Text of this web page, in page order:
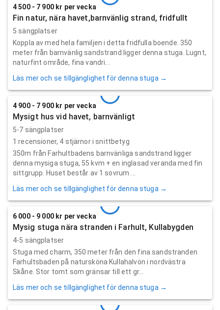
4 500 - 7 900 kr per vecka
Fin natur, nära havet,barnvänlig strand, fridfullt
5 sängplatser
Koppla av med hela familjen i detta fridfulla boende. 350
meter från barnvänlig sandstrand ligger denna stuga. Lugnt,
naturfint område, fina vandri...
Läs mer och se tillgänglighet för denna stuga →
4 900 - 7 900 kr per vecka
Mysigt hus vid havet, barnvänligt
5-7 sängplatser
1 recensioner, 4 stjärnor i snittbetyg
350m från Farhultbadens barnvänliga sandstrand ligger
denna mysiga stuga, 55 kvm + en inglasad veranda med fin
sittgrupp. Huset består av 1 sovrum ...
Läs mer och se tillgänglighet för denna stuga →
6 000 - 9 000 kr per vecka
Mysig stuga nära stranden i Farhult, Kullabygden
4-5 sängplatser
Stuga med charm, 350 meter från den fina sandstranden
Farhultsbaden på natursköna Kullahalvön i nordvästra
Skåne. Stor tomt som gränsar till ett gr...
Läs mer och se tillgänglighet för denna stuga →